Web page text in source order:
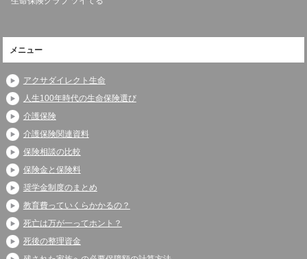
メニュー
アクサダイレクト生命
人生100年時代の生命保険選び
介護保険
介護保険関連資料
保険相談の比較
保険金と保険料
奨学金制度のまとめ
教育費っていくらかかるの？
死亡は万が一ってホント？
死後の整理資金